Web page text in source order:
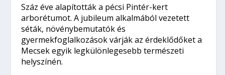
Száz éve alapították a pécsi Pintér-kert
arborétumot. A jubileum alkalmából vezetett
séták, növénybemutatók és
gyermekfoglalkozások várják az érdeklődőket a
Mecsek egyik legkülönlegesebb természeti
helyszínén.